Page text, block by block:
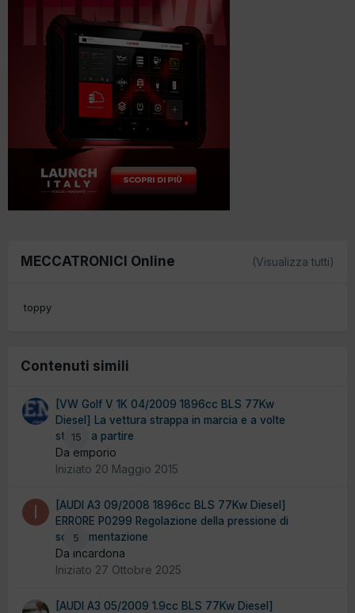
MECCATRONICI Online (Visualizza tutti)
toppy
Contenuti simili
15
[VW Golf V 1K 04/2009 1896cc BLS 77Kw
Diesel] La vettura strappa in marcia e a volte
stenta a partire
Da emporio
Iniziato 20 Maggio 2015
5
[AUDI A3 09/2008 1896cc BLS 77Kw Diesel]
ERRORE P0299 Regolazione della pressione di
sovralimentazione
Da incardona
Iniziato 27 Ottobre 2025
[AUDI A3 05/2009 1.9cc BLS 77Kw Diesel]